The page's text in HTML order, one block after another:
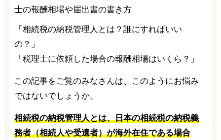
「相続税の納税管理人とは？誰にすればいい
の？」
「税理士に依頼した場合の報酬相場はいくら？」
この記事をご覧のみなさんは、このようにお悩み
ではないでしょうか。
相続税の納税管理人とは、日本の相続税の納税義
務者（相続人や受遺者）が海外在住である場合